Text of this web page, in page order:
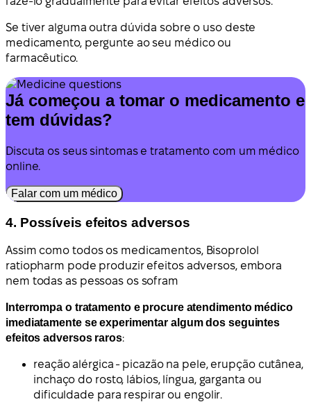
Se tiver alguma outra dúvida sobre o uso deste
medicamento, pergunte ao seu médico ou
farmacêutico.
Já começou a tomar o medicamento e
tem dúvidas?
Discuta os seus sintomas e tratamento com um médico
online.
Falar com um médico
4. Possíveis efeitos adversos
Assim como todos os medicamentos, Bisoprolol
ratiopharm pode produzir efeitos adversos, embora
nem todas as pessoas os sofram
Interrompa o tratamento e procure atendimento médico
imediatamente se experimentar algum dos seguintes
efeitos adversos raros:
reação alérgica - picazão na pele, erupção cutânea,
inchaço do rosto, lábios, língua, garganta ou
dificuldade para respirar ou engolir.